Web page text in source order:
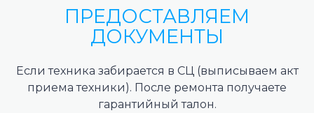
ПРЕДОСТАВЛЯЕМ
ДОКУМЕНТЫ
Если техника забирается в СЦ (выписываем акт
приема техники). После ремонта получаете
гарантийный талон.